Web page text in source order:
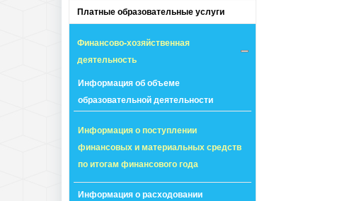
Платные образовательные услуги
Финансово-хозяйственная
деятельность
Информация об объеме
образовательной деятельности
Информация о поступлении
финансовых и материальных средств
по итогам финансового года
Информация о расходовании